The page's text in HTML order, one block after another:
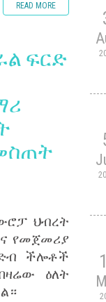
READ MORE
ፍርድ
ህብረት
የመጀመሪያ
ችሎቶች
ዕለት